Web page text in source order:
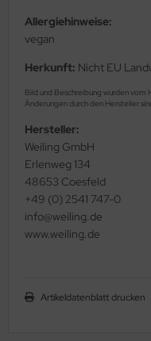
Allergiehinweise:
vegan
Herkunft: Nicht EU
Bild und Beschreibung wurden
Änderungen durch den Hersteller
Hersteller:
Weiling GmbH
Erlenweg 134
48653 Coesfeld
+49 (0) 2541 747-0
info@weiling.de
www.weiling.de
Artikeldatenblatt drucken